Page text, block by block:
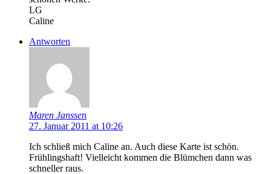
LG
Caline
Antworten
Maren Janssen
27. Januar 2011 at 10:26
Ich schließ mich Caline an. Auch diese Karte ist schön.
Frühlingshaft! Vielleicht kommen die Blümchen dann was
schneller raus.